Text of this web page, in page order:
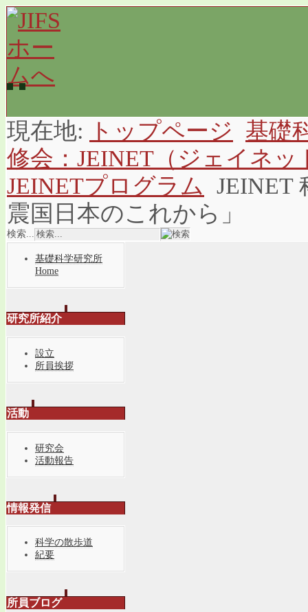
現在地: トップページ 基礎
修会：JEINET（ジェイネ
JEINETプログラム JEINET
震国日本のこれから」
検索...
基礎科学研究所
Home
研究所紹介
設立
所員挨拶
活動
研究会
活動報告
情報発信
科学の散歩道
紀要
所員ブログ